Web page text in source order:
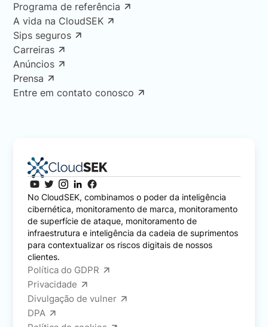
Programa de referência
A vida na CloudSEK
Sips seguros
Carreiras
Anúncios
Prensa
Entre em contato conosco
No CloudSEK, combinamos o poder da inteligência
cibernética, monitoramento de marca, monitoramento
de superfície de ataque, monitoramento de
infraestrutura e inteligência da cadeia de suprimentos
para contextualizar os riscos digitais de nossos
clientes.
Política do GDPR
Privacidade
Divulgação de vulner
DPA